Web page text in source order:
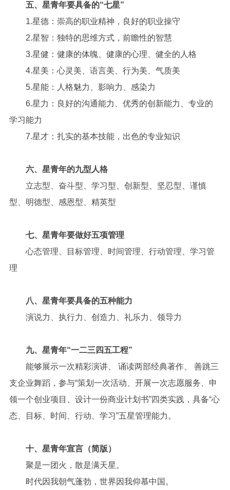
五、星青年要具备的“七星”
1.星德：崇高的职业精神，良好的职业操守
2.星智：独特的思维方式，前瞻性的智慧
3.星健：健康的体魄、健康的心理、健全的人格
4.星美：心灵美、语言美、行为美、气质美
5.星能：人格魅力、影响力、感染力
6.星力：良好的沟通能力、优秀的创新能力、专业的
学习能力
7.星才：扎实的基本技能，出色的专业知识
六、星青年的九型人格
立志型、奋斗型、学习型、创新型、坚忍型、谨慎
型、明德型、感恩型、精英型
七、星青年要做好五项管理
心态管理、目标管理、时间管理、行动管理、学习管
理
八、星青年要具备的五种能力
演说力、执行力、创造力、礼乐力、领导力
九、星青年“一二三四五工程”
能够展示一次精彩演讲、 诵读两部经典著作、 善跳三
支企业舞蹈，参与“策划一次活动、开展一次志愿服务、申
领一个创业项目、设计一份商业计划书”四类实践，具备“心
态、目标、时间、行动、学习”五星管理能力。
十、星青年宣言（简版）
聚是一团火，散是满天星。
时代因我朝气蓬勃，世界因我仰慕中国。